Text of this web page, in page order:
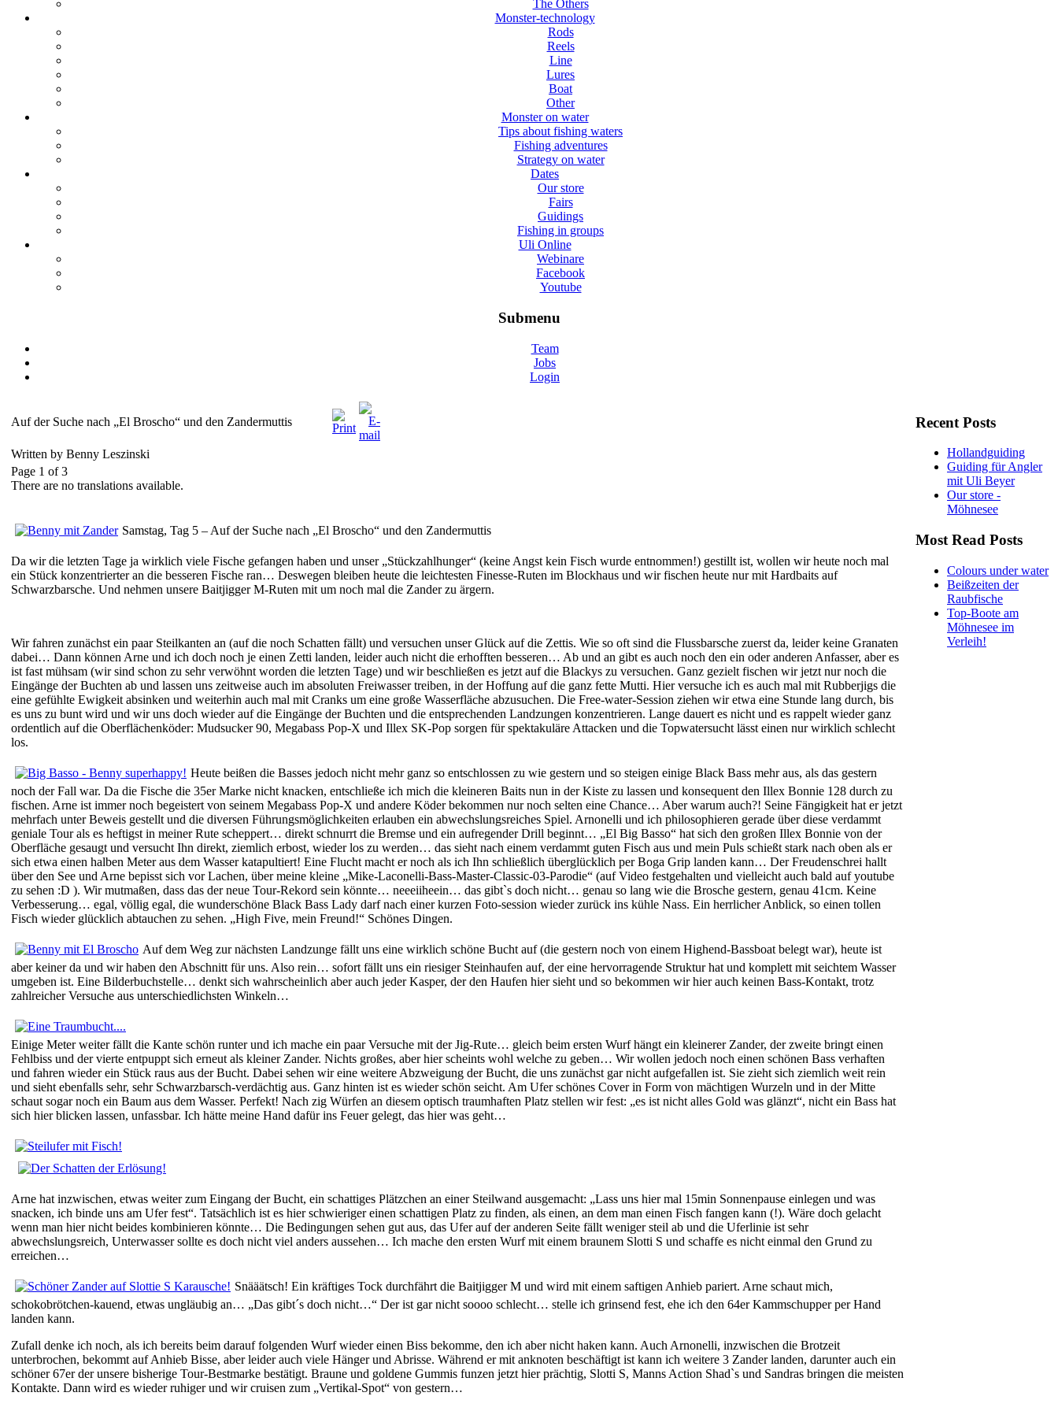
The Others
Monster-technology
Rods
Reels
Line
Lures
Boat
Other
Monster on water
Tips about fishing waters
Fishing adventures
Strategy on water
Dates
Our store
Fairs
Guidings
Fishing in groups
Uli Online
Webinare
Facebook
Youtube
Submenu
Team
Jobs
Login
Auf der Suche nach „El Broscho“ und den Zandermuttis
Written by Benny Leszinski
Page 1 of 3
There are no translations available.
Samstag, Tag 5 – Auf der Suche nach „El Broscho“ und den Zandermuttis
Da wir die letzten Tage ja wirklich viele Fische gefangen haben und unser „Stückzahlhunger“ (keine Angst kein Fisch wurde entnommen!) gestillt ist, wollen wir heute noch mal
ein Stück konzentrierter an die besseren Fische ran… Deswegen bleiben heute die leichtesten Finesse-Ruten im Blockhaus und wir fischen heute nur mit Hardbaits auf
Schwarzbarsche. Und nehmen unsere Baitjigger M-Ruten mit um noch mal die Zander zu ärgern.
Wir fahren zunächst ein paar Steilkanten an (auf die noch Schatten fällt) und versuchen unser Glück auf die Zettis. Wie so oft sind die Flussbarsche zuerst da, leider keine Granaten
dabei… Dann können Arne und ich doch noch je einen Zetti landen, leider auch nicht die erhofften besseren… Ab und an gibt es auch noch den ein oder anderen Anfasser, aber es
ist fast mühsam (wir sind schon zu sehr verwöhnt worden die letzten Tage) und wir beschließen es jetzt auf die Blackys zu versuchen. Ganz gezielt fischen wir jetzt nur noch die
Eingänge der Buchten ab und lassen uns zeitweise auch im absoluten Freiwasser treiben, in der Hoffung auf die ganz fette Mutti. Hier versuche ich es auch mal mit Rubberjigs die
eine gefühlte Ewigkeit absinken und weiterhin auch mal mit Cranks um eine große Wasserfläche abzusuchen. Die Free-water-Session ziehen wir etwa eine Stunde lang durch, bis
es uns zu bunt wird und wir uns doch wieder auf die Eingänge der Buchten und die entsprechenden Landzungen konzentrieren. Lange dauert es nicht und es rappelt wieder ganz
ordentlich auf die Oberflächenköder: Mudsucker 90, Megabass Pop-X und Illex SK-Pop sorgen für spektakuläre Attacken und die Topwatersucht lässt einen nur wirklich schlecht
los.
Heute beißen die Basses jedoch nicht mehr ganz so entschlossen zu wie gestern und so steigen einige Black Bass mehr aus, als das gestern
noch der Fall war. Da die Fische die 35er Marke nicht knacken, entschließe ich mich die kleineren Baits nun in der Kiste zu lassen und konsequent den Illex Bonnie 128 durch zu
fischen. Arne ist immer noch begeistert von seinem Megabass Pop-X und andere Köder bekommen nur noch selten eine Chance… Aber warum auch?! Seine Fängigkeit hat er jetzt
mehrfach unter Beweis gestellt und die diversen Führungsmöglichkeiten erlauben ein abwechslungsreiches Spiel. Arnonelli und ich philosophieren gerade über diese verdammt
geniale Tour als es heftigst in meiner Rute scheppert… direkt schnurrt die Bremse und ein aufregender Drill beginnt… „El Big Basso“ hat sich den großen Illex Bonnie von der
Oberfläche gesaugt und versucht Ihn direkt, ziemlich erbost, wieder los zu werden… das sieht nach einem verdammt guten Fisch aus und mein Puls schießt stark nach oben als er
sich etwa einen halben Meter aus dem Wasser katapultiert! Eine Flucht macht er noch als ich Ihn schließlich überglücklich per Boga Grip landen kann… Der Freudenschrei hallt
über den See und Arne bepisst sich vor Lachen, über meine kleine „Mike-Laconelli-Bass-Master-Classic-03-Parodie“ (auf Video festgehalten und vielleicht auch bald auf youtube
zu sehen :D ). Wir mutmaßen, dass das der neue Tour-Rekord sein könnte… neeeiiheein… das gibt`s doch nicht… genau so lang wie die Brosche gestern, genau 41cm. Keine
Verbesserung… egal, völlig egal, die wunderschöne Black Bass Lady darf nach einer kurzen Foto-session wieder zurück ins kühle Nass. Ein herrlicher Anblick, so einen tollen
Fisch wieder glücklich abtauchen zu sehen. „High Five, mein Freund!“ Schönes Dingen.
Auf dem Weg zur nächsten Landzunge fällt uns eine wirklich schöne Bucht auf (die gestern noch von einem Highend-Bassboat belegt war), heute ist
aber keiner da und wir haben den Abschnitt für uns. Also rein… sofort fällt uns ein riesiger Steinhaufen auf, der eine hervorragende Struktur hat und komplett mit seichtem Wasser
umgeben ist. Eine Bilderbuchstelle… denkt sich wahrscheinlich aber auch jeder Kasper, der den Haufen hier sieht und so bekommen wir hier auch keinen Bass-Kontakt, trotz
zahlreicher Versuche aus unterschiedlichsten Winkeln…
Einige Meter weiter fällt die Kante schön runter und ich mache ein paar Versuche mit der Jig-Rute… gleich beim ersten Wurf hängt ein kleinerer Zander, der zweite bringt einen
Fehlbiss und der vierte entpuppt sich erneut als kleiner Zander. Nichts großes, aber hier scheints wohl welche zu geben… Wir wollen jedoch noch einen schönen Bass verhaften
und fahren wieder ein Stück raus aus der Bucht. Dabei sehen wir eine weitere Abzweigung der Bucht, die uns zunächst gar nicht aufgefallen ist. Sie zieht sich ziemlich weit rein
und sieht ebenfalls sehr, sehr Schwarzbarsch-verdächtig aus. Ganz hinten ist es wieder schön seicht. Am Ufer schönes Cover in Form von mächtigen Wurzeln und in der Mitte
schaut sogar noch ein Baum aus dem Wasser. Perfekt! Nach zig Würfen an diesem optisch traumhaften Platz stellen wir fest: „es ist nicht alles Gold was glänzt“, nicht ein Bass hat
sich hier blicken lassen, unfassbar. Ich hätte meine Hand dafür ins Feuer gelegt, das hier was geht…
Arne hat inzwischen, etwas weiter zum Eingang der Bucht, ein schattiges Plätzchen an einer Steilwand ausgemacht: „Lass uns hier mal 15min Sonnenpause einlegen und was
snacken, ich binde uns am Ufer fest“. Tatsächlich ist es hier schwieriger einen schattigen Platz zu finden, als einen, an dem man einen Fisch fangen kann (!). Wäre doch gelacht
wenn man hier nicht beides kombinieren könnte… Die Bedingungen sehen gut aus, das Ufer auf der anderen Seite fällt weniger steil ab und die Uferlinie ist sehr
abwechslungsreich, Unterwasser sollte es doch nicht viel anders aussehen… Ich mache den ersten Wurf mit einem braunem Slotti S und schaffe es nicht einmal den Grund zu
erreichen…
Snääätsch! Ein kräftiges Tock durchfährt die Baitjigger M und wird mit einem saftigen Anhieb pariert. Arne schaut mich,
schokobrötchen-kauend, etwas ungläubig an… „Das gibt´s doch nicht…“ Der ist gar nicht soooo schlecht… stelle ich grinsend fest, ehe ich den 64er Kammschupper per Hand
landen kann.
Zufall denke ich noch, als ich bereits beim darauf folgenden Wurf wieder einen Biss bekomme, den ich aber nicht haken kann. Auch Arnonelli, inzwischen die Brotzeit
unterbrochen, bekommt auf Anhieb Bisse, aber leider auch viele Hänger und Abrisse. Während er mit anknoten beschäftigt ist kann ich weitere 3 Zander landen, darunter auch ein
schöner 67er der unsere bisherige Tour-Bestmarke bestätigt. Braune und goldene Gummis funzen jetzt hier prächtig, Slotti S, Manns Action Shad`s und Sandras bringen die meisten
Kontakte. Dann wird es wieder ruhiger und wir cruisen zum „Vertikal-Spot“ von gestern…
Recent Posts
Hollandguiding
Guiding für Angler
mit Uli Beyer
Our store -
Möhnesee
Most Read Posts
Colours under water
Beißzeiten der
Raubfische
Top-Boote am
Möhnesee im
Verleih!